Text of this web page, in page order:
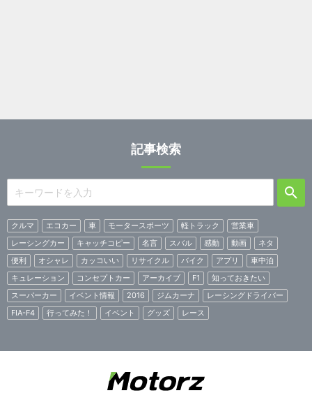
記事検索
クルマ エコカー 車 モータースポーツ 軽トラック
営業車
レーシングカー
キャッチコピー 名言 スバル 感動 動画
ネタ
便利
オシャレ カッコいい リサイクル バイク アプリ
車中泊
キュレーション
コンセプトカー アーカイブ F1
知っておきたい
スーパーカー
イベント情報 2016 ジムカーナ
レーシングドライバー
FIA-F4
行ってみた！ イベント グッズ レース